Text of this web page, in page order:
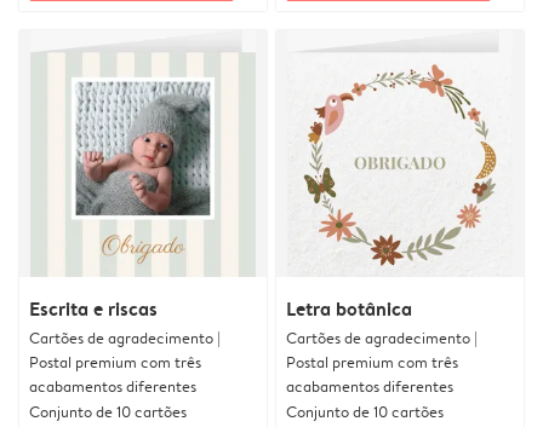
Escrita e riscas
Cartões de agradecimento |
Postal premium com três
acabamentos diferentes
Conjunto de 10 cartões
Letra botânica
Cartões de agradecimento |
Postal premium com três
acabamentos diferentes
Conjunto de 10 cartões